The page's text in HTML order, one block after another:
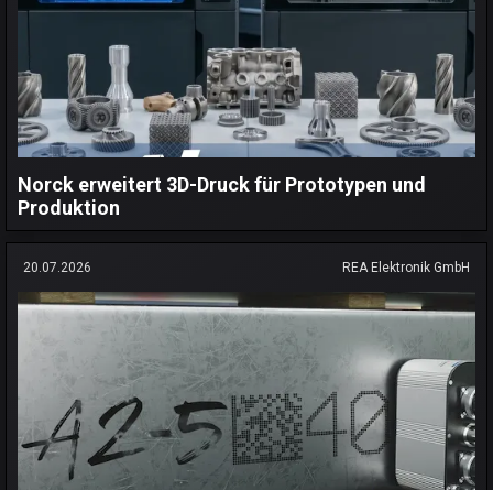
Norck erweitert 3D-Druck für Prototypen und
Produktion
20.07.2026 REA Elektronik GmbH